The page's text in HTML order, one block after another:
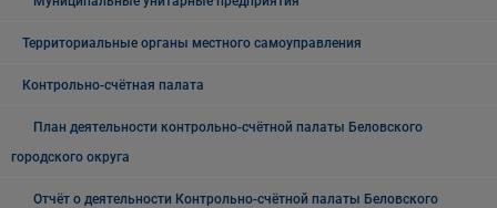
Территориальные органы местного самоуправления
Контрольно-счётная палата
План деятельности контрольно-счётной палаты Беловского
городского округа
Отчёт о деятельности Контрольно-счётной палаты Беловского